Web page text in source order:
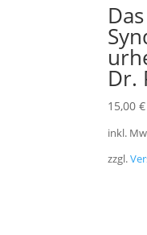
Dr.
15,00€
inkl.
zzgl.